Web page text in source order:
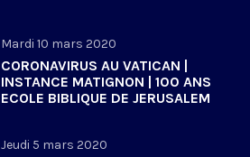
Mardi 10 mars 2020
CORONAVIRUS AU VATICAN |
INSTANCE MATIGNON | 100 ANS
ECOLE BIBLIQUE DE JERUSALEM
Jeudi 5 mars 2020